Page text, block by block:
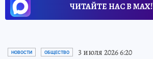
ЧИТАЙТЕ НАС В МАХ!
НОВОСТИ ОБЩЕСТВО 3 июля 2026 6:20